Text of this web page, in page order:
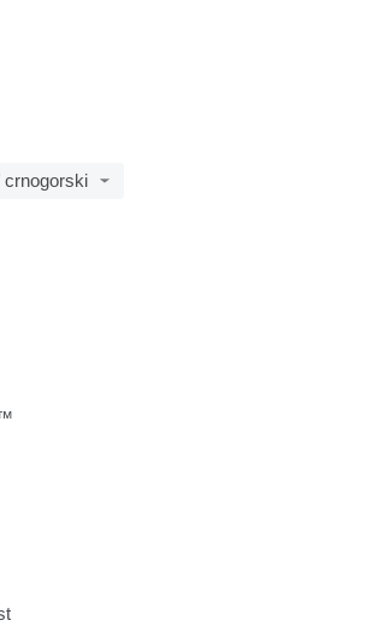
crnogorski